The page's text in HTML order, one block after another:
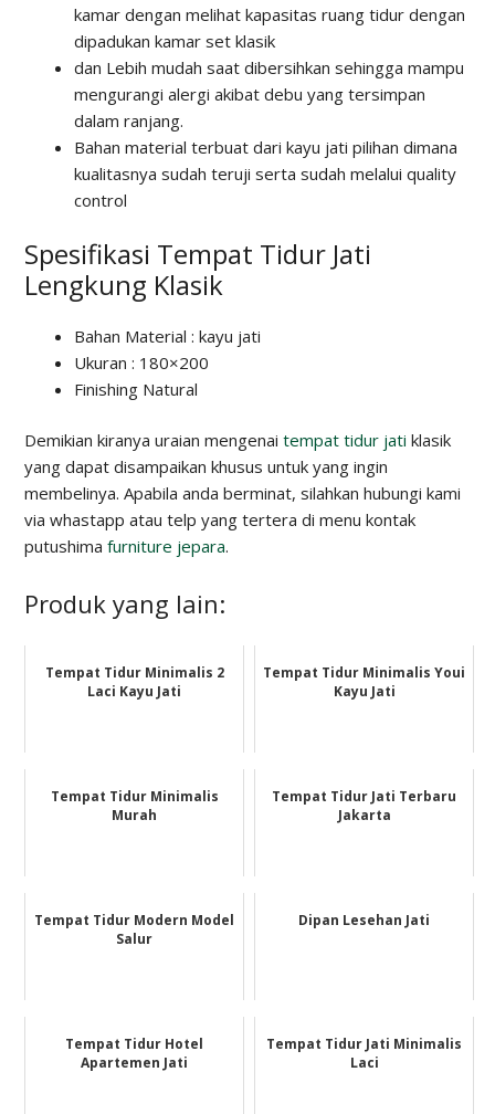
kamar dengan melihat kapasitas ruang tidur dengan
dipadukan kamar set klasik
dan Lebih mudah saat dibersihkan sehingga mampu
mengurangi alergi akibat debu yang tersimpan
dalam ranjang.
Bahan material terbuat dari kayu jati pilihan dimana
kualitasnya sudah teruji serta sudah melalui quality
control
Spesifikasi Tempat Tidur Jati
Lengkung Klasik
Bahan Material : kayu jati
Ukuran : 180×200
Finishing Natural
Demikian kiranya uraian mengenai tempat tidur jati klasik
yang dapat disampaikan khusus untuk yang ingin
membelinya. Apabila anda berminat, silahkan hubungi kami
via whastapp atau telp yang tertera di menu kontak
putushima furniture jepara.
Produk yang lain:
Tempat Tidur Minimalis 2
Laci Kayu Jati
Tempat Tidur Minimalis Youi
Kayu Jati
Tempat Tidur Minimalis
Murah
Tempat Tidur Jati Terbaru
Jakarta
Tempat Tidur Modern Model
Salur
Dipan Lesehan Jati
Tempat Tidur Hotel
Apartemen Jati
Tempat Tidur Jati Minimalis
Laci